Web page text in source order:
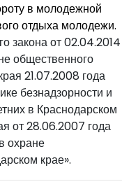
в молодежной
отдыха молодежи.
закона от 02.04.2014
общественного
21.07.2008 года
безнадзорности и
в Краснодарском
от 28.06.2007 года
охране
крае».